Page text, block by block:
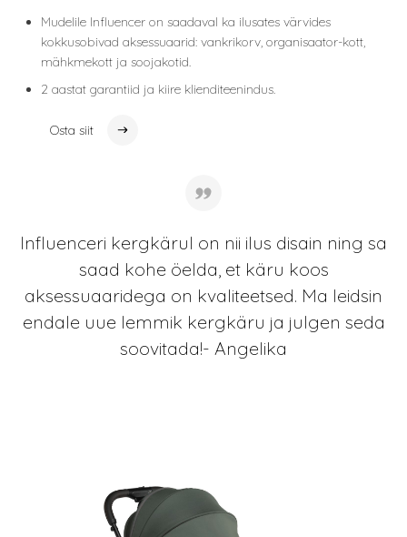
Mudelile Influencer on saadaval ka ilusates värvides
kokkusobivad aksessuaarid: vankrikorv, organisaator-kott,
mähkmekott ja soojakotid.
2 aastat garantiid ja kiire klienditeenindus.
Osta siit
Influenceri kergkärul on nii ilus disain ning sa
saad kohe öelda, et käru koos
aksessuaaridega on kvaliteetsed. Ma leidsin
endale uue lemmik kergkäru ja julgen seda
soovitada!- Angelika